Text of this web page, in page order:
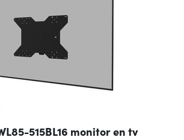
515BL16 monitor en tv